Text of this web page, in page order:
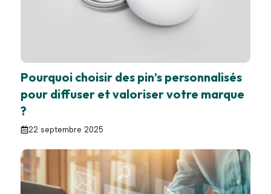
Pourquoi choisir des pin’s personnalisés
pour diffuser et valoriser votre marque
?
22 septembre 2025